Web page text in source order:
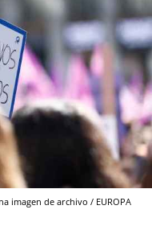
imagen de archivo / EUROPA